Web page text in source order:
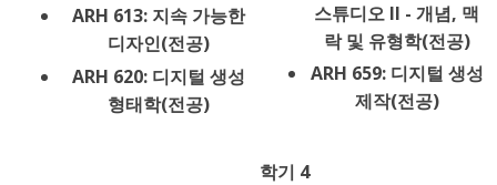
ARH 613: 지속 가능한
디자인(전공)
ARH 620: 디지털 생성
형태학(전공)
스튜디오 II - 개념, 맥
락 및 유형학(전공)
ARH 659: 디지털 생성
제작(전공)
학기 4